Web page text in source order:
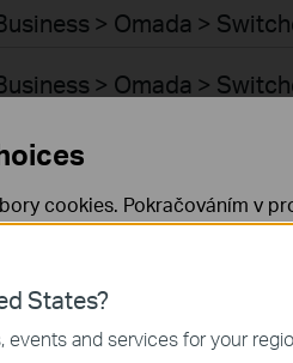
> Omada >
> Omada >
> Omada >
> Omada >
> Omada >
States?
events and services for your
cookies. Pokračováním v
Již nezobrazovatZjistit více.
pro fungování webových